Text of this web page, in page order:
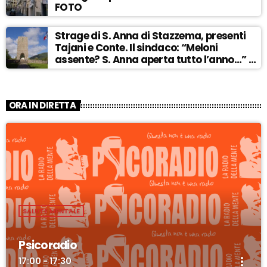
FOTO
Strage di S. Anna di Stazzema, presenti
Tajani e Conte. Il sindaco: “Meloni
assente? S. Anna aperta tutto l’anno…” –
ASCOLTA
ORA IN DIRETTA
SALUTE MENTALE
Psicoradio
17:00 - 17:30 more_vert